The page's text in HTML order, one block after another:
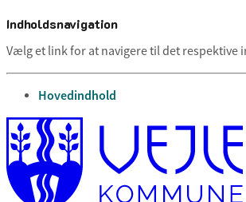
Indholdsnavigation
Vælg et link for at navigere til det respektive
gå til
Hovedindhold